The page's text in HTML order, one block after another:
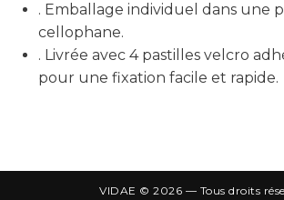
. Emballage individuel dans une
cellophane.
. Livrée avec 4 pastilles velcro
pour une fixation facile et rapide.
VIDAE © 2026 — Tous droits